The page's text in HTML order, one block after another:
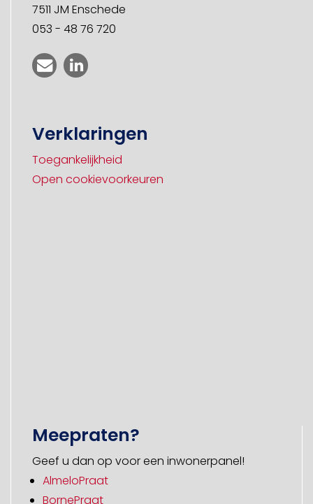
7511 JM Enschede
053 - 48 76 720
Verklaringen
Toegankelijkheid
Open cookievoorkeuren
Meepraten?
Geef u dan op voor een inwonerpanel!
AlmeloPraat
BornePraat